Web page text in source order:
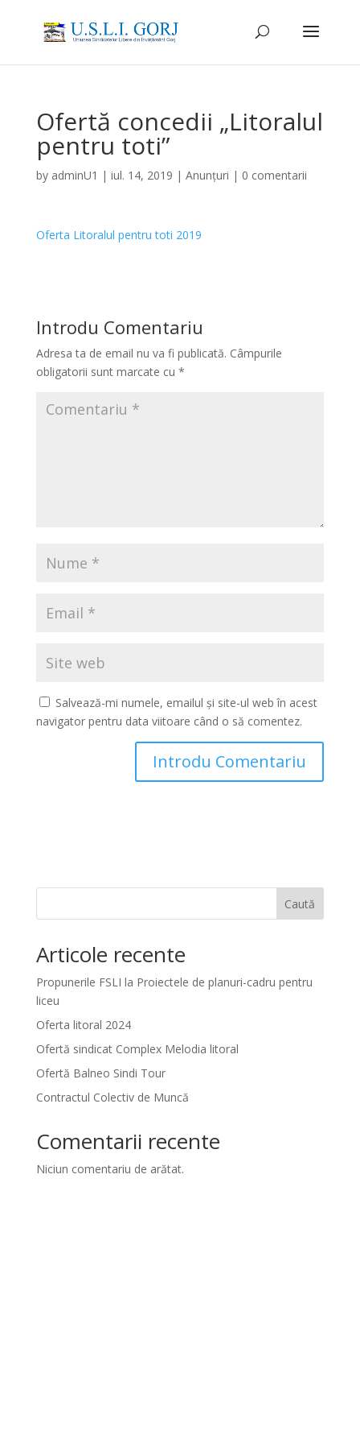
Ofertă concedii „Litoralul
pentru toti”
by adminU1 | iul. 14, 2019 | Anunțuri | 0 comentarii
Oferta Litoralul pentru toti 2019
Introdu Comentariu
Adresa ta de email nu va fi publicată. Câmpurile
obligatorii sunt marcate cu *
Salvează-mi numele, emailul și site-ul web în acest
navigator pentru data viitoare când o să comentez.
Caută
Articole recente
Propunerile FSLI la Proiectele de planuri-cadru pentru
liceu
Oferta litoral 2024
Ofertă sindicat Complex Melodia litoral
Ofertă Balneo Sindi Tour
Contractul Colectiv de Muncă
Comentarii recente
Niciun comentariu de arătat.